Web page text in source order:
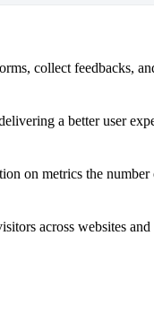
collect feedbacks,
a better user
on metrics the
across websites